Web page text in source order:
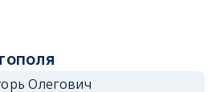
Олегович